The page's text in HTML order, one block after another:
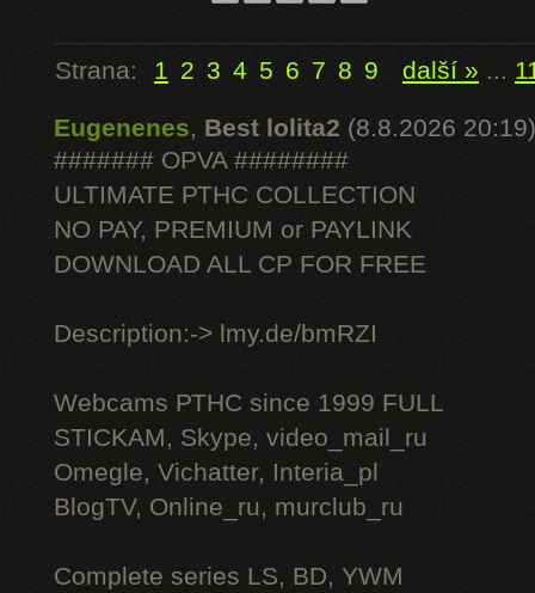
Strana: 1 2 3 4 5 6 7 8 9 další » ...
Eugenenes, Best lolita2 (8.8.2026 20:19)
####### OPVA ########
ULTIMATE РТНС COLLECTION
NO PAY, PREMIUM or PAYLINK
DOWNLOAD ALL СР FOR FREE
Description:-> lmy.de/bmRZI
Webcams РТНС since 1999 FULL
STICKAM, Skype, video_mail_ru
Omegle, Vichatter, Interia_pl
BlogTV, Online_ru, murclub_ru
Complete series LS, BD, YWM